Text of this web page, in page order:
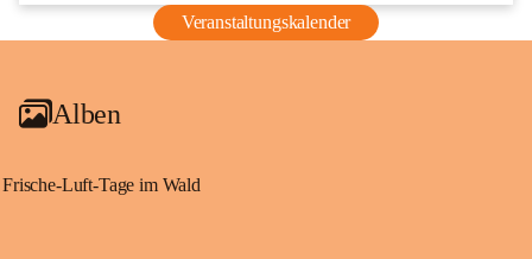
Veranstaltungskalender
Alben
Frische-Luft-Tage im Wald